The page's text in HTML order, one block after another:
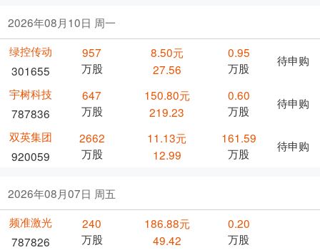
2026年08月10日 周一
绿控传动
301655
957
万股
8.50元
27.56
0.95
万股
待申购
宇树科技
787836
647
万股
150.80元
219.23
0.60
万股
待申购
双英集团
920059
2662
万股
11.13元
12.99
161.59
万股
待申购
2026年08月07日 周五
频准激光
787826
240
万股
186.88元
49.42
0.20
万股